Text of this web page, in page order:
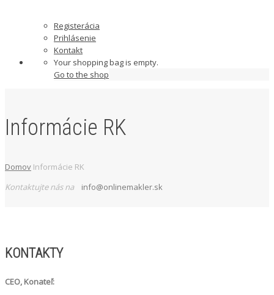
Registerácia
Prihlásenie
Kontakt
Your shopping bag is empty.
Go to the shop
Informácie RK
Domov Informácie RK
Kontaktujte nás na
info@onlinemakler.sk
KONTAKTY
CEO, Konateľ: